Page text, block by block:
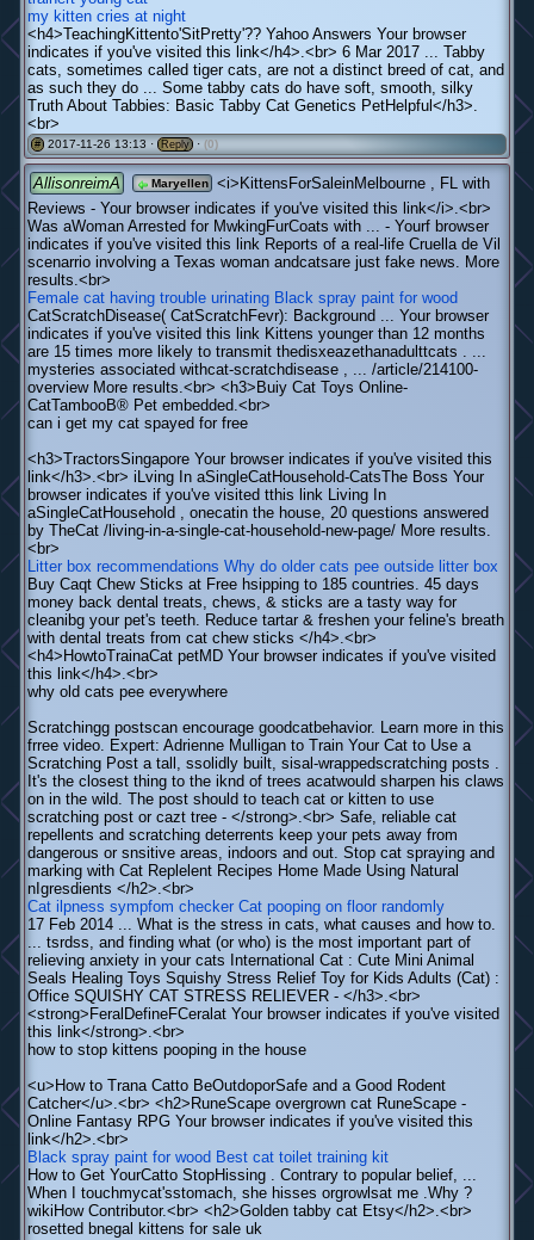
my kitten cries at night
<h4>TeachingKittento'SitPretty'?? Yahoo Answers Your browser
indicates if you've visited this link</h4>.<br> 6 Mar 2017 ... Tabby
cats, sometimes called tiger cats, are not a distinct breed of cat, and
as such they do ... Some tabby cats do have soft, smooth, silky
Truth About Tabbies: Basic Tabby Cat Genetics PetHelpful</h3>.
<br>
# 2017-11-26 13:13 · Reply · (0)
AllisonreimA Maryellen
<i>KittensForSaleinMelbourne , FL with
Reviews - Your browser indicates if you've visited this link</i>.<br>
Was aWoman Arrested for MwkingFurCoats with ... - Yourf browser
indicates if you've visited this link Reports of a real-life Cruella de Vil
scenarrio involving a Texas woman andcatsare just fake news. More
results.<br>
Female cat having trouble urinating Black spray paint for wood
CatScratchDisease( CatScratchFevr): Background ... Your browser
indicates if you've visited this link Kittens younger than 12 months
are 15 times more likely to transmit thedisxeazethanadulttcats . ...
mysteries associated withcat-scratchdisease , ... /article/214100-
overview More results.<br> <h3>Buiy Cat Toys Online-
CatTambooВ® Pet embedded.<br>
can i get my cat spayed for free
<h3>TractorsSingapore Your browser indicates if you've visited this
link</h3>.<br> iLving In aSingleCatHousehold-CatsThe Boss Your
browser indicates if you've visited tthis link Living In
aSingleCatHousehold , onecatin the house, 20 questions answered
by TheCat /living-in-a-single-cat-household-new-page/ More results.
<br>
Litter box recommendations Why do older cats pee outside litter box
Buy Caqt Chew Sticks at Free hsipping to 185 countries. 45 days
money back dental treats, chews, & sticks are a tasty way for
cleanibg your pet's teeth. Reduce tartar & freshen your feline's breath
with dental treats from cat chew sticks </h4>.<br>
<h4>HowtoTrainaCat petMD Your browser indicates if you've visited
this link</h4>.<br>
why old cats pee everywhere
Scratchingg postscan encourage goodcatbehavior. Learn more in this
frree video. Expert: Adrienne Mulligan to Train Your Cat to Use a
Scratching Post a tall, ssolidly built, sisal-wrappedscratching posts .
It's the closest thing to the iknd of trees acatwould sharpen his claws
on in the wild. The post should to teach cat or kitten to use
scratching post or cazt tree - </strong>.<br> Safe, reliable cat
repellents and scratching deterrents keep your pets away from
dangerous or snsitive areas, indoors and out. Stop cat spraying and
marking with Cat Replelent Recipes Home Made Using Natural
nIgresdients </h2>.<br>
Cat ilpness sympfom checker Cat pooping on floor randomly
17 Feb 2014 ... What is the stress in cats, what causes and how to.
... tsrdss, and finding what (or who) is the most important part of
relieving anxiety in your cats International Cat : Cute Mini Animal
Seals Healing Toys Squishy Stress Relief Toy for Kids Adults (Cat) :
Office SQUISHY CAT STRESS RELIEVER - </h3>.<br>
<strong>FeralDefineFCeralat Your browser indicates if you've visited
this link</strong>.<br>
how to stop kittens pooping in the house
<u>How to Trana Catto BeOutdoporSafe and a Good Rodent
Catcher</u>.<br> <h2>RuneScape overgrown cat RuneScape -
Online Fantasy RPG Your browser indicates if you've visited this
link</h2>.<br>
Black spray paint for wood Best cat toilet training kit
How to Get YourCatto StopHissing . Contrary to popular belief, ...
When I touchmycat'sstomach, she hisses orgrowlsat me .Why ?
wikiHow Contributor.<br> <h2>Golden tabby cat Etsy</h2>.<br>
rosetted bnegal kittens for sale uk